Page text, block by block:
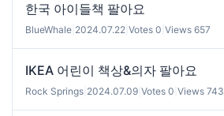
한국 아이들책 팔아요
BlueWhale 2024.07.22 Votes 0 Views 657
IKEA 어린이 책상&의자 팔아요
Rock Springs 2024.07.09 Votes 0 Views 743